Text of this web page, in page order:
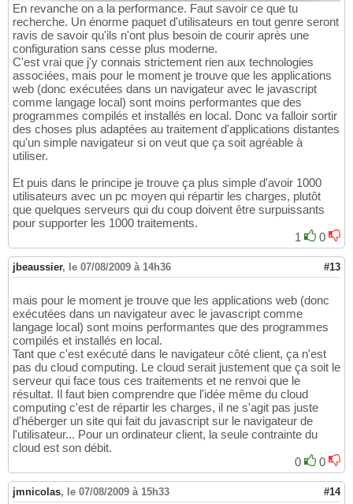
En revanche on a la performance. Faut savoir ce que tu
recherche. Un énorme paquet d'utilisateurs en tout genre seront
ravis de savoir qu'ils n'ont plus besoin de courir après une
configuration sans cesse plus moderne.
C'est vrai que j'y connais strictement rien aux technologies
associées, mais pour le moment je trouve que les applications
web (donc exécutées dans un navigateur avec le javascript
comme langage local) sont moins performantes que des
programmes compilés et installés en local. Donc va falloir sortir
des choses plus adaptées au traitement d'applications distantes
qu'un simple navigateur si on veut que ça soit agréable à
utiliser.
Et puis dans le principe je trouve ça plus simple d'avoir 1000
utilisateurs avec un pc moyen qui répartir les charges, plutôt
que quelques serveurs qui du coup doivent être surpuissants
pour supporter les 1000 traitements.
1
0
jbeaussier, le 07/08/2009 à 14h36 #13
mais pour le moment je trouve que les applications web (donc
exécutées dans un navigateur avec le javascript comme
langage local) sont moins performantes que des programmes
compilés et installés en local.
Tant que c'est exécuté dans le navigateur côté client, ça n'est
pas du cloud computing. Le cloud serait justement que ça soit le
serveur qui face tous ces traitements et ne renvoi que le
résultat. Il faut bien comprendre que l'idée même du cloud
computing c'est de répartir les charges, il ne s'agit pas juste
d'héberger un site qui fait du javascript sur le navigateur de
l'utilisateur... Pour un ordinateur client, la seule contrainte du
cloud est son débit.
0
0
jmnicolas, le 07/08/2009 à 15h33 #14